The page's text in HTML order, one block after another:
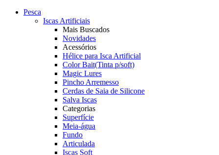
Pesca
Iscas Artificiais
Mais Buscados
Novidades
Acessórios
Hélice para Isca Artificial
Color Bait(Tinta p/soft)
Magic Lures
Pincho Arremesso
Cerdas de Saia de Silicone
Salva Iscas
Categorias
Superfície
Meia-água
Fundo
Articulada
Iscas Soft